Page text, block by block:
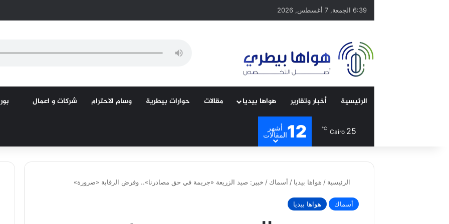
6:39 الجمعة, 7 أغسطس, 2026
الرئيسية أخبار وتقارير هواها بيديا مقالات حوارات بيطرية وسام الاحترام شركات و اعمال
Cairo 25
℃
12
أشهر
المقالات
الرئيسية / هواها بيديا / أسماك / خبير: صيد الزريعة «جريمة في حق مصادرنا».. وفرض الرقابة «ضرورة»
أسماك هواها بيديا